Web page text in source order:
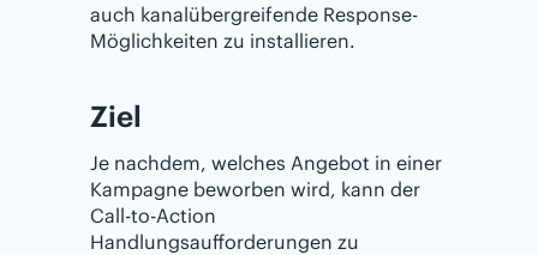
auch kanalübergreifende Response-
Möglichkeiten zu installieren.
Ziel
Je nachdem, welches Angebot in einer
Kampagne beworben wird, kann der
Call-to-Action
Handlungsaufforderungen zu